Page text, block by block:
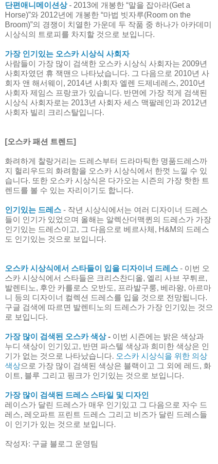
단편애니메이션상 - 2013에 개봉한 “말을 잡아라(Get a
Horse)”와 2012년에 개봉한 “마법 빗자루(Room on the
Broom)”의 경쟁이 치열한 가운데 두 작품 중 하나가 아카데미
시상식의 트로피를 차지할 것으로 보입니다.
가장 인기있는 오스카 시상식 사회자
사람들이 가장 많이 검색한 오스카 시상식 사회자는 2009년
사회자였던 휴 잭맨으 나타났습니다. 그 다음으로 2010년 사
회자 앤 해서웨이, 2014년 사회자 엘렌 드제네레스, 2010년
사회자 제임스 프랑코가 있습니다. 반면에 가장 적게 검색된
시상식 사회자로는 2013년 사회자 세스 맥팔레인과 2012년
사회자 빌리 크리스탈입니다.
[오스카 패션 트렌드]
화려하게 찰랑거리는 드레스부터 드라마틱한 명품드레스까
지 헐리우드의 화려함을 오스카 시상식에서 한껏 느낄 수 있
습니다. 또한 오스카 시상식은 다가오는 시즌의 가장 핫한 트
렌드를 볼 수 있는 자리이기도 합니다.
인기있는 드레스 - 작년 시상식에서는 여러 디자이너 드레스
들이 인기가 있었으며 올해는 알렉산더맥퀸의 드레스가 가장
인기있는 드레스이고, 그 다음으로 베르사체, H&M의 드레스
도 인기있는 것으로 보입니다.
오스카 시상식에서 스타들이 입을 디자이너 드레스 - 이번 오
스카 시상식에서 스타들은 크리스찬디올, 엘리 사브 꾸튀르,
발렌티노, 후안 카를로스 오반도, 프라발구룽, 베라왕, 아르마
니 등의 디자이너 컬렉션 드레스를 입을 것으로 전망됩니다.
구글 검색에 따르면 발렌티노의 드레스가 가장 인기있는 것으
로 보입니다.
가장 많이 검색된 오스카 색상- 이번 시즌에는 밝은 색상과
누디 색상이 인기있고, 반면 파스텔 색상과 희미한 색상은 인
기가 없는 것으로 나타났습니다. 오스카 시상식을 위한 의상
색상으로 가장 많이 검색된 색상은 블랙이고 그 외에 레드, 화
이트, 블루 그리고 핑크가 인기있는 것으로 보입니다.
가장 많이 검색된 드레스 스타일 및 디자인
레이스가 달린 드레스가 매우 인기있고 그 다음으로 자수 드
레스, 레오파트 프린트 드레스 그리고 비즈가 달린 드레스들
이 인기가 있는 것으로 보입니다.
작성자: 구글 블로그 운영팀